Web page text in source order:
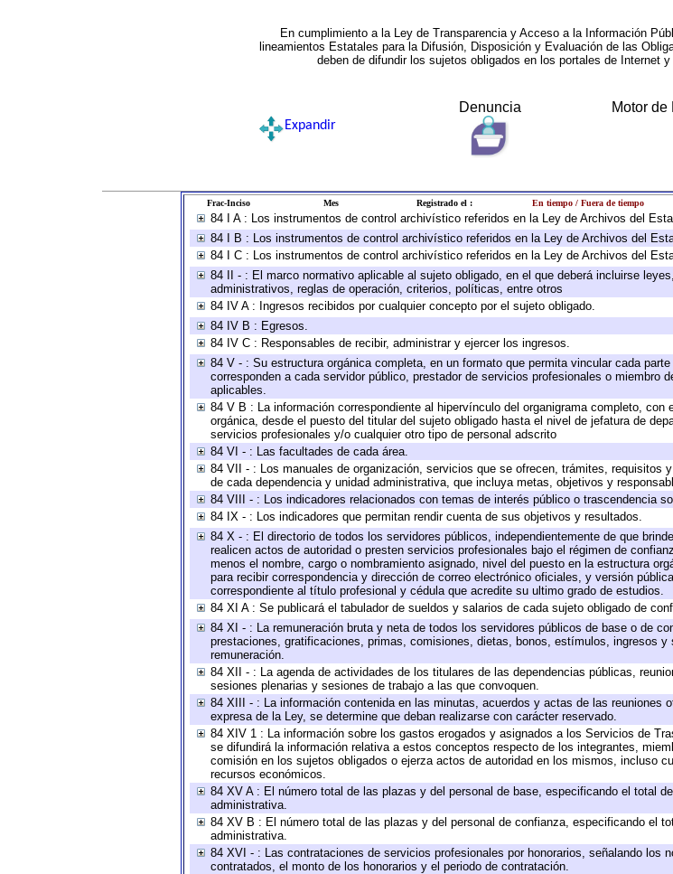
En cumplimiento a la Ley de Transparencia y Acceso a la Información
lineamientos Estatales para la Difusión, Disposición y Evaluación de las
deben de difundir los sujetos obligados en los portales de Internet
Denuncia Motor de
Expandir
Frac-Inciso Mes Registrado el : En tiempo / Fuera de tiempo
84 I A : Los instrumentos de control archivístico referidos en la Ley de Archivos del
84 I B : Los instrumentos de control archivístico referidos en la Ley de Archivos del
84 I C : Los instrumentos de control archivístico referidos en la Ley de Archivos del
84 II - : El marco normativo aplicable al sujeto obligado, en el que deberá incluirse
administrativos, reglas de operación, criterios, políticas, entre otros
84 IV A : Ingresos recibidos por cualquier concepto por el sujeto obligado.
84 IV B : Egresos.
84 IV C : Responsables de recibir, administrar y ejercer los ingresos.
84 V - : Su estructura orgánica completa, en un formato que permita vincular cada
corresponden a cada servidor público, prestador de servicios profesionales o miembro
aplicables.
84 V B : La información correspondiente al hipervínculo del organigrama completo,
orgánica, desde el puesto del titular del sujeto obligado hasta el nivel de jefatura de
servicios profesionales y/o cualquier otro tipo de personal adscrito
84 VI - : Las facultades de cada área.
84 VII - : Los manuales de organización, servicios que se ofrecen, trámites,
de cada dependencia y unidad administrativa, que incluya metas, objetivos y
84 VIII - : Los indicadores relacionados con temas de interés público o trascendencia
84 IX - : Los indicadores que permitan rendir cuenta de sus objetivos y resultados.
84 X - : El directorio de todos los servidores públicos, independientemente de que
realicen actos de autoridad o presten servicios profesionales bajo el régimen de
menos el nombre, cargo o nombramiento asignado, nivel del puesto en la estructura
para recibir correspondencia y dirección de correo electrónico oficiales, y versión
correspondiente al título profesional y cédula que acredite su ultimo grado de estudios.
84 XI A : Se publicará el tabulador de sueldos y salarios de cada sujeto obligado de
84 XI - : La remuneración bruta y neta de todos los servidores públicos de base o de
prestaciones, gratificaciones, primas, comisiones, dietas, bonos, estímulos, ingresos
remuneración.
84 XII - : La agenda de actividades de los titulares de las dependencias públicas,
sesiones plenarias y sesiones de trabajo a las que convoquen.
84 XIII - : La información contenida en las minutas, acuerdos y actas de las reuniones
expresa de la Ley, se determine que deban realizarse con carácter reservado.
84 XIV 1 : La información sobre los gastos erogados y asignados a los Servicios de
se difundirá la información relativa a estos conceptos respecto de los integrantes,
comisión en los sujetos obligados o ejerza actos de autoridad en los mismos, incluso
recursos económicos.
84 XV A : El número total de las plazas y del personal de base, especificando el total
administrativa.
84 XV B : El número total de las plazas y del personal de confianza, especificando el
administrativa.
84 XVI - : Las contrataciones de servicios profesionales por honorarios, señalando los
contratados, el monto de los honorarios y el periodo de contratación.